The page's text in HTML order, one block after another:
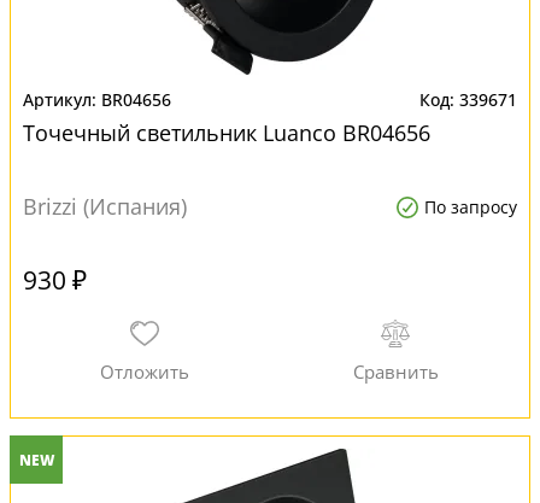
BR04656 339671
Точечный светильник Luanco BR04656
Brizzi (Испания) По запросу
930 ₽
NEW